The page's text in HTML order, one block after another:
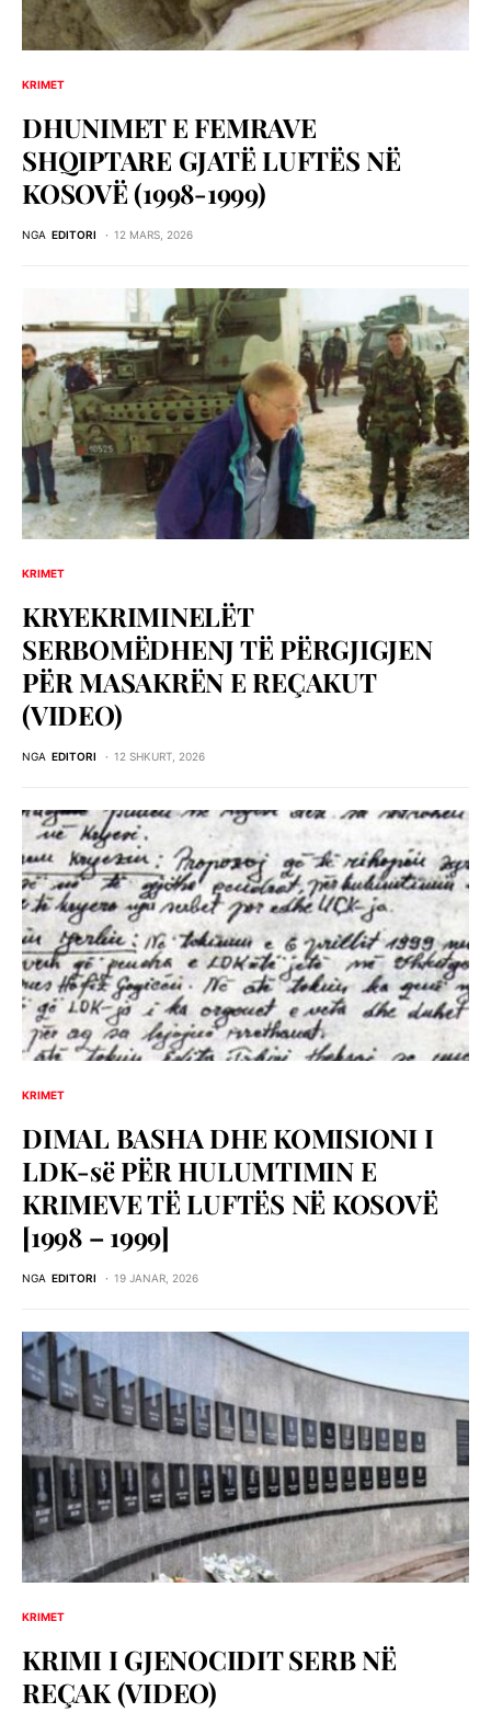
KRIMET
DHUNIMET E FEMRAVE
SHQIPTARE GJATË LUFTËS NË
KOSOVË (1998-1999)
NGA EDITORI 12 MARS, 2026
KRIMET
KRYEKRIMINELËT
SERBOMËDHENJ TË PËRGJIGJEN
PËR MASAKRËN E REÇAKUT
(VIDEO)
NGA EDITORI 12 SHKURT, 2026
KRIMET
DIMAL BASHA DHE KOMISIONI I
LDK-së PËR HULUMTIMIN E
KRIMEVE TË LUFTËS NË KOSOVË
[1998 – 1999]
NGA EDITORI 19 JANAR, 2026
KRIMET
KRIMI I GJENOCIDIT SERB NЁ
REÇAK (VIDEO)